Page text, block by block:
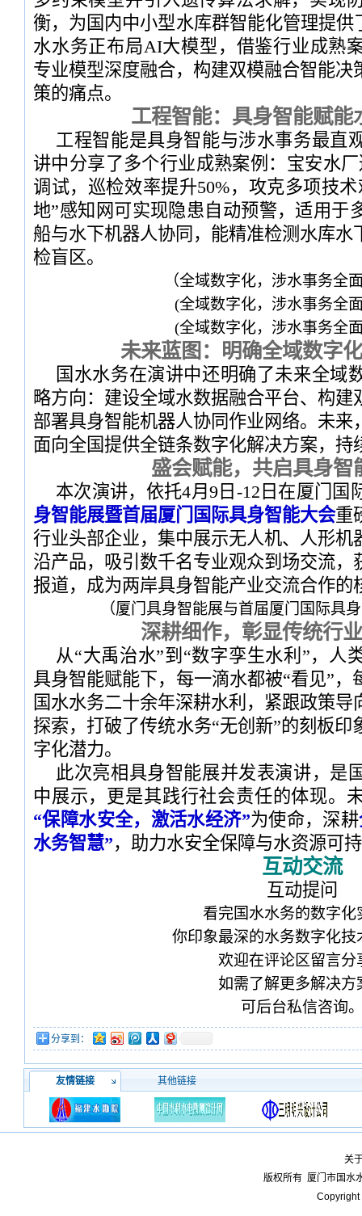
衡，为国内中小型水库群智能化管理提供
水水务正布局AI大模型，借鉴行业成熟
专业模型深度融合，构建双模融合智能决
策的痛点。
工程智能：具身智能赋能
工程智能是具身智能与涉水事务最直
讲中分享了多个行业成熟案例：宝安水
调试，巡检效率提升50%，攻克多项技
地”感知网可实现隐患自动预警，适用于
船与水下机器人协同，能精准检测水库水
检盲区。
（全域数字化，涉水事务全
(全域数字化，涉水事务全
(全域数字化，涉水事务全
未来蓝图：明确全域数字
国水水务在演讲中还明确了未来全域
略方向：建设全域水数据融合平台、构建
部署具身智能机器人协同作业网络。未来
面向全国提供全链条数字化解决方案，持
盛会赋能，共启具身智
本次演讲，依托4月9日-12日在厦门国
身智能展暨首届厦门国际具身智能大会重
行业头部企业，集中展示无人机、人形机
沿产品，吸引数千名专业观众到场交流，
报道，成为两岸具身智能产业交流合作的
（厦门具身智能展与首届厦门国际具
深耕细作，彰显传统行
从“大禹治水”到“数字孪生水利”，人
具身智能赋能下，每一滴水都被“看见”
国水水务二十余年深耕水利，紧跟政策
探索，打破了传统水务“无创新”的刻板
字化潜力。
此次亮相具身智能展并发表演讲，是
中展示，更是其践行社会责任的体现。
“保障水安全，激活水经济”为使命，深耕
水务智慧”，助力水安全保障与水资源可
互动交流
互动提问
看完国水水务的数字化
你印象最深的水务数字化技
欢迎在评论区留言分
如需了解更多解决方
可后台私信咨询
分享到：
友情链接 其他链接
关
版权所有 厦门市国水
Copyright